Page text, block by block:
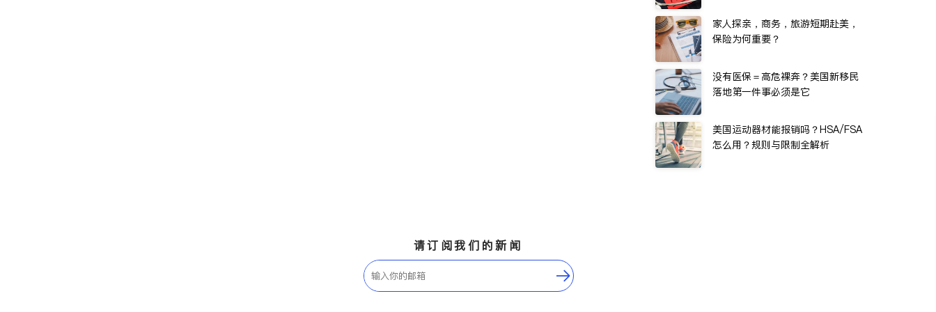
家人探亲，商务，旅游短期赴美，
保险为何重要？
没有医保＝高危裸奔？美国新移民
落地第一件事必须是它
美国运动器材能报销吗？HSA/FSA
怎么用？规则与限制全解析
请订阅我们的新闻